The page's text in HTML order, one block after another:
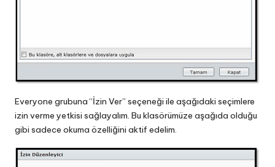
Everyone grubuna “İzin Ver” seçeneği ile aşağıdaki seçimlere
izin verme yetkisi sağlayalım. Bu klasörümüze aşağıda olduğu
gibi sadece okuma özelliğini aktif edelim.